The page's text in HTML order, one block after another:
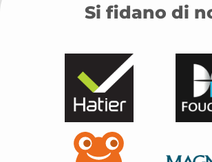
Si fidano di